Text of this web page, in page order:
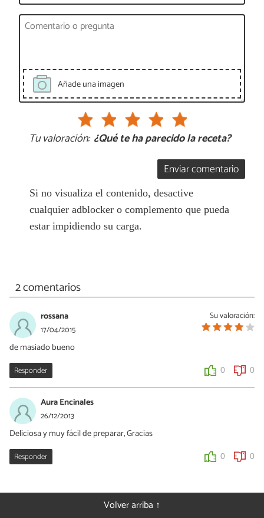
Añade una imagen
Tu valoración: ¿Qué te ha parecido la receta?
Enviar comentario
Si no visualiza el contenido, desactive
cualquier adblocker o complemento que pueda
estar impidiendo su carga.
2 comentarios
Su valoración:
rossana
17/04/2015
de masiado bueno
Responder 0 0
Aura Encinales
26/12/2013
Deliciosa y muy fácil de preparar, Gracias
Responder 0 0
Volver arriba ↑